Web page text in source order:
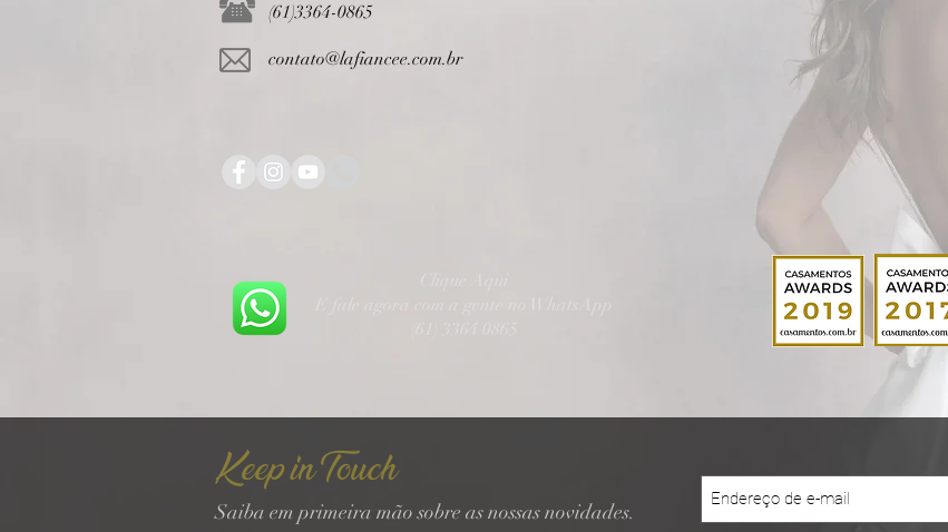
(61)3364-0865
contato@lafiancee.com.br
Keep in Touch
Saiba em primeira mão sobre as nossas novidades.